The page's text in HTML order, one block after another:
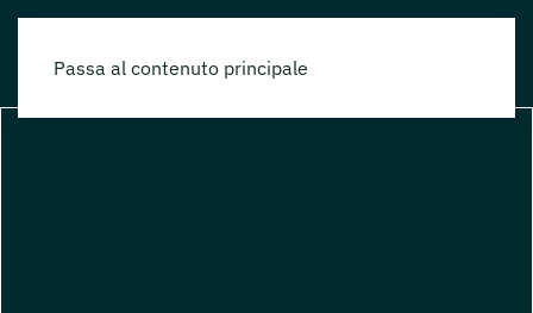
Passa al contenuto principale